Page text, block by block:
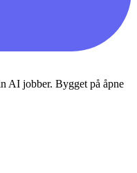
jobber. Bygget på åpne